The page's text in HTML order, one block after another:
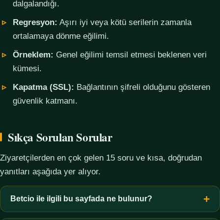
dalgalandığı.
Regresyon: Aşırı iyi veya kötü serilerin zamanla
ortalamaya dönme eğilimi.
Örneklem: Genel eğilimi temsil etmesi beklenen veri
kümesi.
Kapatma (SSL): Bağlantının şifreli olduğunu gösteren
güvenlik katmanı.
Sıkça Sorulan Sorular
Ziyaretçilerden en çok gelen 15 soru ve kısa, doğrudan
yanıtları aşağıda yer alıyor.
Betcio ile ilgili bu sayfada ne bulunur?
Bu sayfada yalnızca kavramsal bilgi, terim açıklamaları, veri